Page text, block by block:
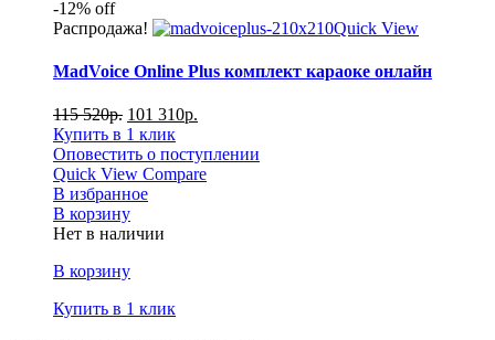
-12% off
Распродажа!
Quick View
MadVoice Online Plus комплект караоке онлайн
115 520р. 101 310р.
Купить в 1 клик
Оповестить о поступлении
Quick View Compare
В избранное
В корзину
Нет в наличии
В корзину
Купить в 1 клик